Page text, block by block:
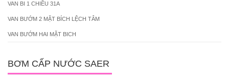
VAN BI 1 CHIỀU 31A
VAN BƯỚM 2 MẶT BÍCH LỆCH TÂM
VAN BƯỚM HAI MẶT BICH
BƠM CẤP NƯỚC SAER